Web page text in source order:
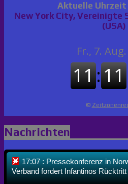
Aktuelle
New York City, Vereinigte
(USA)
©
Nachrichten
17:07 : Pressekonferenz in
Verband fordert Infantinos Rücktritt